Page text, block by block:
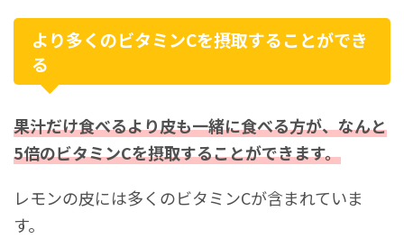
より多くのビタミンCを摂取することができ
る
果汁だけ食べるより皮も一緒に食べる方が、なんと
5倍のビタミンCを摂取することができます。
レモンの皮には多くのビタミンCが含まれていま
す。